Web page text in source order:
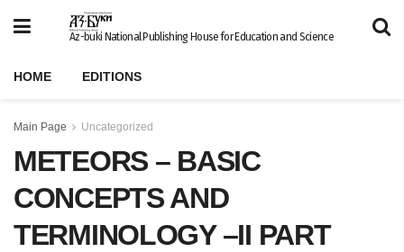
Az-buki National Publishing House for Education and Science
HOME EDITIONS
Main Page Uncategorized
METEORS – BASIC
CONCEPTS AND
TERMINOLOGY –II PART